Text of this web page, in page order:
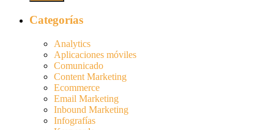
Categorías
Analytics
Aplicaciones móviles
Comunicado
Content Marketing
Ecommerce
Email Marketing
Inbound Marketing
Infografías